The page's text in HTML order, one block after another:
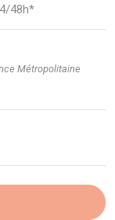
48h*
Métropolitaine